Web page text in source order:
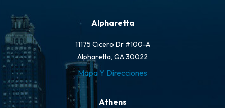
Alpharetta
11175 Cicero Dr #100-A
Alpharetta, GA 30022
Mapa Y Direcciones
Athens